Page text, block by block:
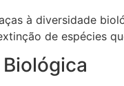
à diversidade
de espécies